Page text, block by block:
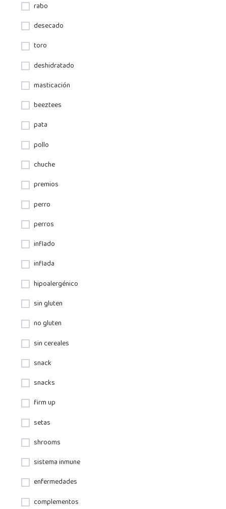
rabo
desecado
toro
deshidratado
masticación
beeztees
pata
pollo
chuche
premios
perro
perros
inflado
inflada
hipoalergénico
sin gluten
no gluten
sin cereales
snack
snacks
firm up
setas
shrooms
sistema inmune
enfermedades
complementos